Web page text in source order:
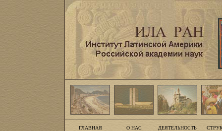
ГЛАВНАЯ О НАС ДЕЯТЕЛЬНОСТЬ